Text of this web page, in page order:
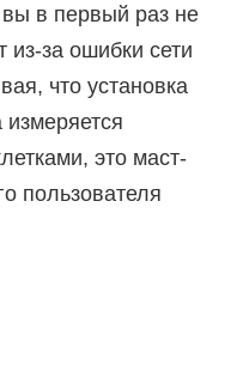
в первый раз не
из-за ошибки сети
что установка
это маст-
пользователя